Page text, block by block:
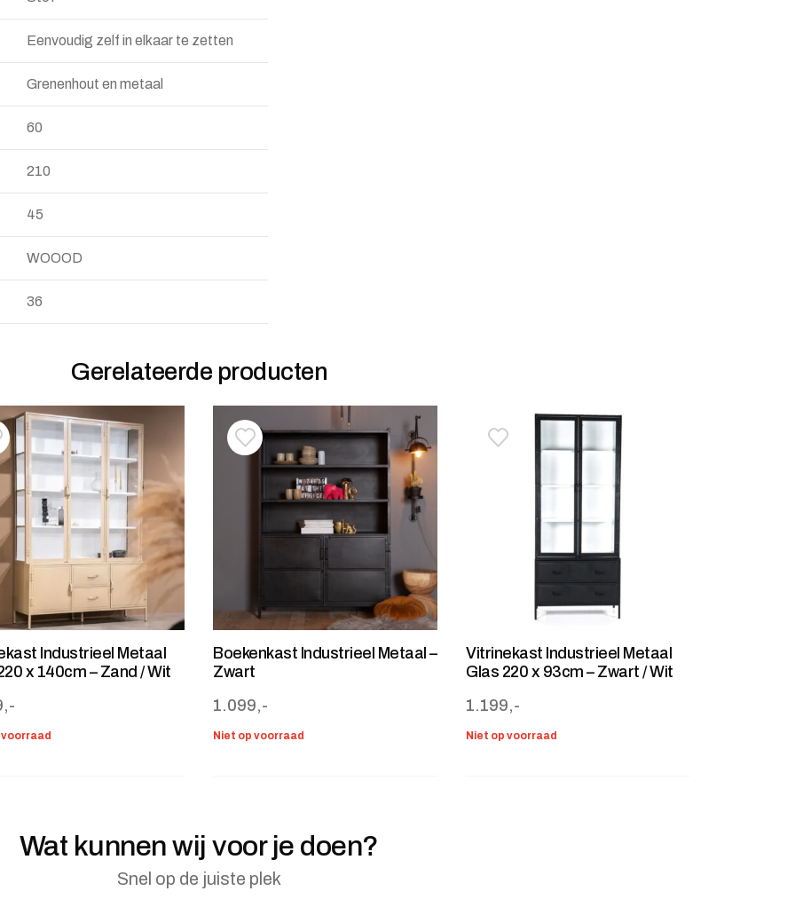
Eenvoudig zelf in elkaar te zetten
Grenenhout en metaal
60
210
45
WOOOD
36
Gerelateerde producten
aan verlanglijstje
van verlanglijst
Industrieel Metaal
x 140cm – Zand / Wit
voorraad
Toevoegen aan verlanglijstje
Verwijderen van verlanglijst
Boekenkast Industrieel Metaal –
Zwart
1.099,-
Niet op voorraad
Toevoegen aan verlanglijstje
Verwijderen van verlanglijst
Vitrinekast Industrieel Metaal
Glas 220 x 93cm – Zwart / Wit
1.199,-
Niet op voorraad
Wat kunnen wij voor je doen?
Snel op de juiste plek